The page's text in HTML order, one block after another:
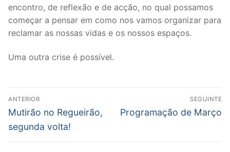
encontro, de reflexão e de acção, no qual possamos
começar a pensar em como nos vamos organizar para
reclamar as nossas vidas e os nossos espaços.
Uma outra crise é possível.
Post
navigation
ANTERIOR
Previous
post:
Mutirão no Regueirão,
segunda volta!
SEGUINTE
Next
Programação de Março